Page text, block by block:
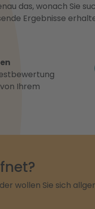
das, wonach Sie
Ergebnisse
Ihrem
wollen Sie sich